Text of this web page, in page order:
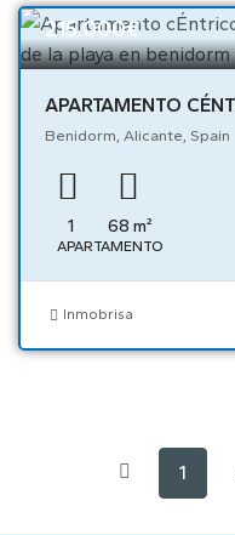
215.000€
Benidorm, Alicante, Spain
1 68 m²
APARTAMENTO
Inmobrisa
1